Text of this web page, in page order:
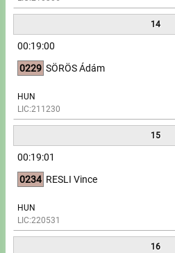
14
00:19:00
0229 SÖRÖS Ádám
HUN
LIC:211230
15
00:19:01
0234 RESLI Vince
HUN
LIC:220531
16